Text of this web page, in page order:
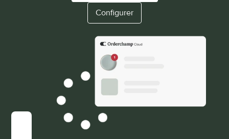
Configurer